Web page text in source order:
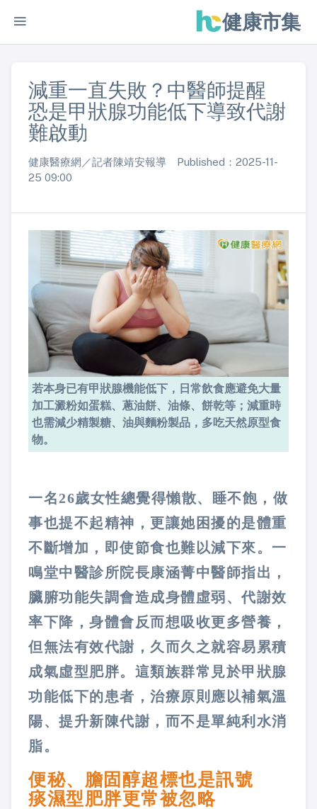
健康市集
減重一直失敗？中醫師提醒
恐是甲狀腺功能低下導致代謝
難啟動
健康醫療網／記者陳靖安報導 Published：2025-11-
25 09:00
若本身已有甲狀腺機能低下，日常飲食應避免大量
加工澱粉如蛋糕、蔥油餅、油條、餅乾等；減重時
也需減少精製糖、油與麵粉製品，多吃天然原型食
物。
一名26歲女性總覺得懶散、睡不飽，做
事也提不起精神，更讓她困擾的是體重
不斷增加，即使節食也難以減下來。一
鳴堂中醫診所院長康涵菁中醫師指出，
臟腑功能失調會造成身體虛弱、代謝效
率下降，身體會反而想吸收更多營養，
但無法有效代謝，久而久之就容易累積
成氣虛型肥胖。這類族群常見於甲狀腺
功能低下的患者，治療原則應以補氣溫
陽、提升新陳代謝，而不是單純利水消
脂。
便秘、膽固醇超標也是訊號
痰濕型肥胖更常被忽略